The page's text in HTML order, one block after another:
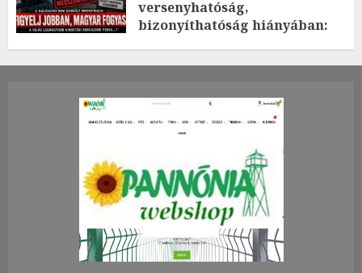
versenyhatóság,
bizonyíthatóság hiányában:
2026.JÚLIUS.23. CSÜTÖRTÖK.
0